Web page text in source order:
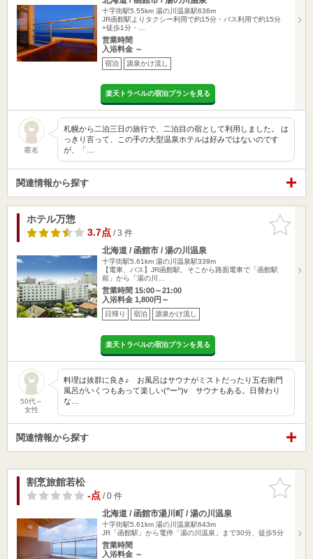
十字街駅5.55km 湯の川温泉駅636m
JR函館駅よりタクシー利用で約15分・バス利用で約15分
+徒歩1分・…
営業時間
入浴料金 ～
宿泊 源泉かけ流し
楽天トラベルの宿泊プランを見る
匿名
札幌から二泊三日の旅行で、二泊目の宿として利用しました。 は
っきり言って、この手の大型温泉ホテルは好みではないのです
が、「…
関連情報から探す
お気に入
りに追加
ホテル万惣
3.7点/ 3 件
北海道 / 函館市 / 湯の川温泉
十字街駅5.61km 湯の川温泉駅339m
【電車、バス】JR函館駅、そこから路面電車で「函館駅
前」から「湯の川…
営業時間 15:00～21:00
入浴料金 1,800円～
日帰り 宿泊 源泉かけ流し
楽天トラベルの宿泊プランを見る
50代～
女性
料理は抜群に良き♪ お風呂はサウナがミストだったり五右衛門
風呂がいくつもあって楽しい(^ー^)v サウナもある。日替わり
な…
関連情報から探す
お気に入
りに追加
割烹旅館若松
-点/ 0 件
北海道 / 函館市湯川町 / 湯の川温泉
十字街駅5.61km 湯の川温泉駅643m
JR「函館駅」から電停「湯の川温泉」まで30分、徒歩5分
営業時間
入浴料金 ～